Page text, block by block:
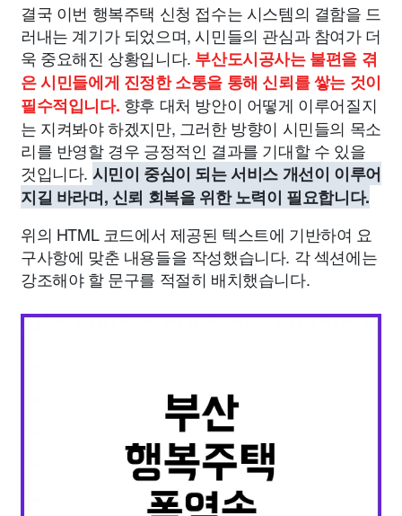
결국 이번 행복주택 신청 접수는 시스템의 결함을 드
러내는 계기가 되었으며, 시민들의 관심과 참여가 더
욱 중요해진 상황입니다. 부산도시공사는 불편을 겪
은 시민들에게 진정한 소통을 통해 신뢰를 쌓는 것이
필수적입니다. 향후 대처 방안이 어떻게 이루어질지
는 지켜봐야 하겠지만, 그러한 방향이 시민들의 목소
리를 반영할 경우 긍정적인 결과를 기대할 수 있을
것입니다. 시민이 중심이 되는 서비스 개선이 이루어
지길 바라며, 신뢰 회복을 위한 노력이 필요합니다.
위의 HTML 코드에서 제공된 텍스트에 기반하여 요
구사항에 맞춘 내용들을 작성했습니다. 각 섹션에는
강조해야 할 문구를 적절히 배치했습니다.